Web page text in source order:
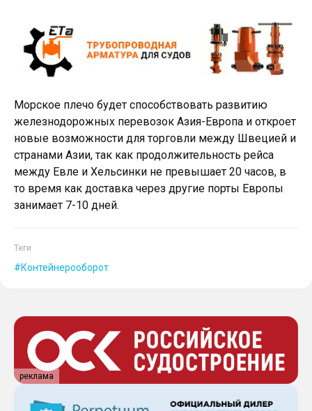
Морское плечо будет способствовать развитию
железнодорожных перевозок Азия-Европа и откроет
новые возможности для торговли между Швецией и
странами Азии, так как продолжительность рейса
между Евле и Хельсинки не превышает 20 часов, в
то время как доставка через другие порты Европы
занимает 7-10 дней.
Теги
Контейнерооборот
реклама